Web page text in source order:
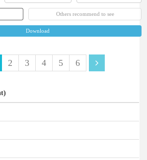
Others recommend to see
Download
2 3 4 5 6